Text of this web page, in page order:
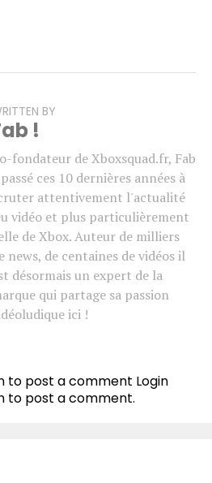
BY
!
fondateur de Xboxsquad.fr, Fab
ces 10 dernières années à
attentivement l'actualité
vidéo et plus particulièrement
de Xbox. Auteur de milliers
news, de centaines de vidéos il
désormais un expert de la
qui partage sa passion
ici !
to post a comment Login
to post a comment.